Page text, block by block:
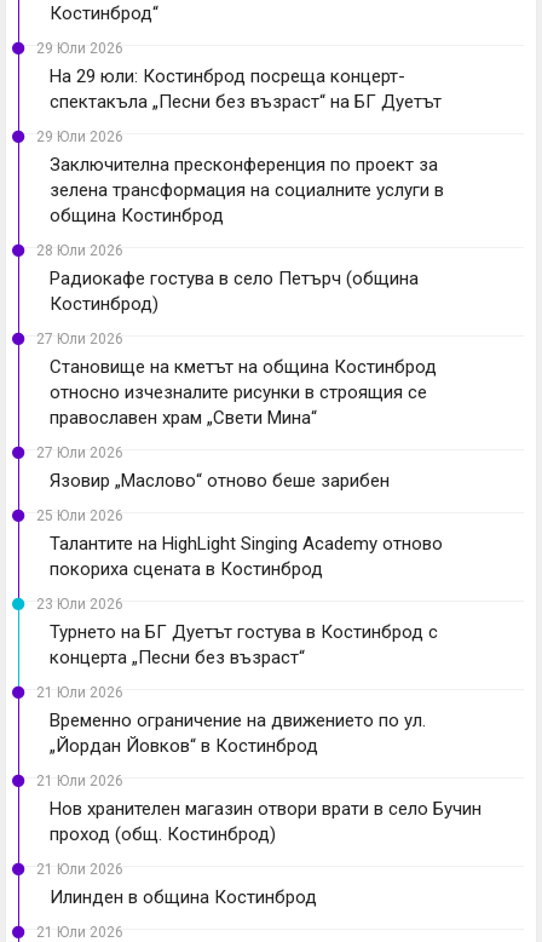
Костинброд“
29 Юли 2026
На 29 юли: Костинброд посреща концерт-
спектакъла „Песни без възраст“ на БГ Дуетът
29 Юли 2026
Заключителна пресконференция по проект за
зелена трансформация на социалните услуги в
община Костинброд
28 Юли 2026
Радиокафе гостува в село Петърч (община
Костинброд)
27 Юли 2026
Становище на кметът на община Костинброд
относно изчезналите рисунки в строящия се
православен храм „Свети Мина“
27 Юли 2026
Язовир „Маслово“ отново беше зарибен
25 Юли 2026
Талантите на HighLight Singing Academy отново
покориха сцената в Костинброд
23 Юли 2026
Турнето на БГ Дуетът гостува в Костинброд с
концерта „Песни без възраст“
21 Юли 2026
Временно ограничение на движението по ул.
„Йордан Йовков“ в Костинброд
21 Юли 2026
Нов хранителен магазин отвори врати в село Бучин
проход (общ. Костинброд)
21 Юли 2026
Илинден в община Костинброд
21 Юли 2026